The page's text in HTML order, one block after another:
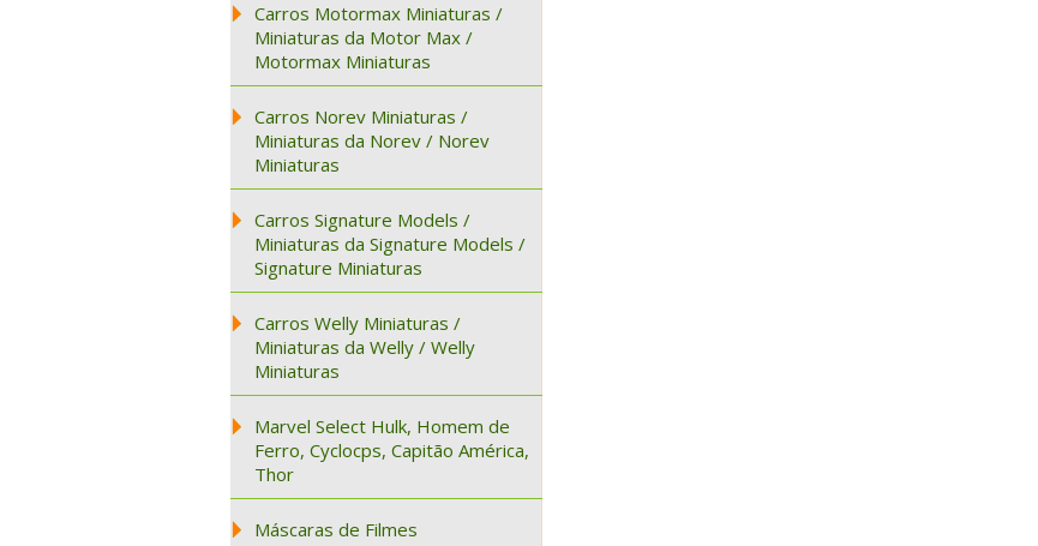
Carros Motormax Miniaturas /
Miniaturas da Motor Max /
Motormax Miniaturas
Carros Norev Miniaturas /
Miniaturas da Norev / Norev
Miniaturas
Carros Signature Models /
Miniaturas da Signature Models /
Signature Miniaturas
Carros Welly Miniaturas /
Miniaturas da Welly / Welly
Miniaturas
Marvel Select Hulk, Homem de
Ferro, Cyclocps, Capitão América,
Thor
Máscaras de Filmes